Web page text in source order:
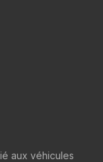
aux véhicules